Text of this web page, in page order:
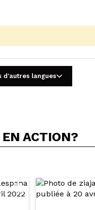
5/5
d'autres langues
ACTION?